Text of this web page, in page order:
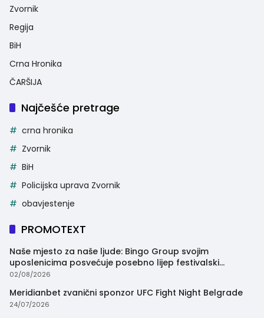
Zvornik
Regija
BiH
Crna Hronika
ČARŠIJA
Najčešće pretrage
crna hronika
Zvornik
BiH
Policijska uprava Zvornik
obavjestenje
PROMOTEXT
Naše mjesto za naše ljude: Bingo Group svojim
uposlenicima posvećuje posebno lijep festivalski
trenutak
02/08/2026
Meridianbet zvanični sponzor UFC Fight Night Belgrade
24/07/2026